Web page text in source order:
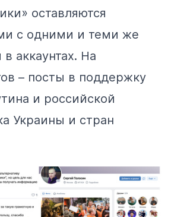
оставляются
с одними и теми же
в аккаунтах. На
– посты в поддержку
и российской
Украины и стран